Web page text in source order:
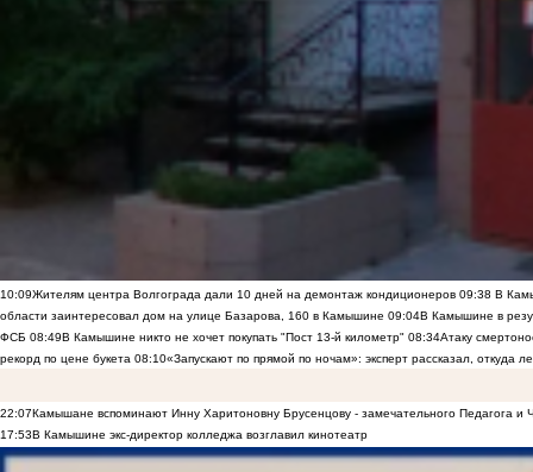
10:09Жителям центра Волгограда дали 10 дней на демонтаж кондиционеров 09:38 В
области заинтересовал дом на улице Базарова, 160 в Камышине 09:04В Камышине в
ФСБ 08:49В Камышине никто не хочет покупать "Пост 13-й километр" 08:34Атаку
рекорд по цене букета 08:10«Запускают по прямой по ночам»: эксперт рассказал, откуда
22:07Камышане вспоминают Инну Харитоновну Брусенцову - замечательного Педагога и
17:53В Камышине экс-директор колледжа возглавил кинотеатр